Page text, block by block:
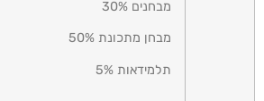
מבחנים 30%
מבחן מתכונת 50%
תלמידאות 5%